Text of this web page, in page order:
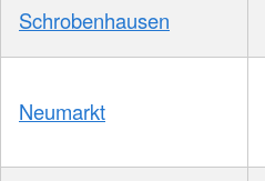
Schrobenhausen
Neumarkt